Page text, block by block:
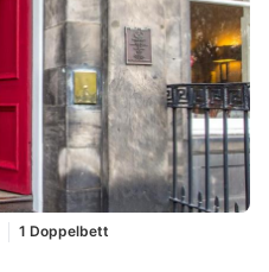
1 Doppelbett